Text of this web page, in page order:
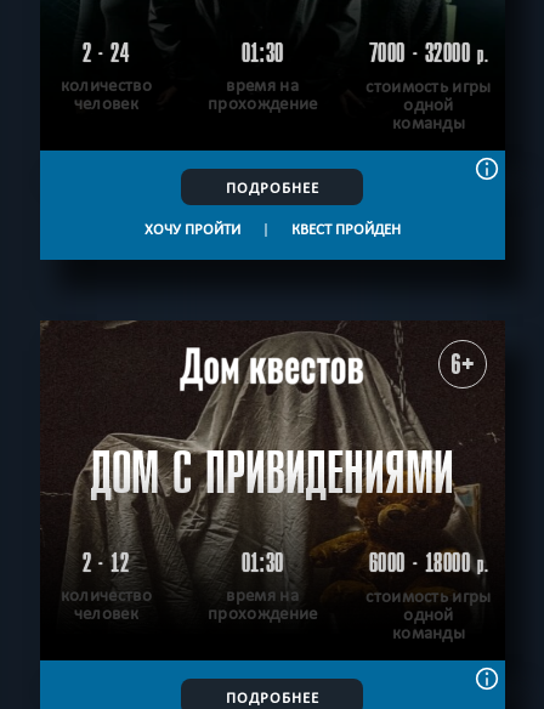
2 - 24
количество
человек
01:30
время на
прохождение
7000 - 32000р.
стоимость игры
одной
команды
ПОДРОБНЕЕ
ХОЧУ ПРОЙТИ | КВЕСТ ПРОЙДЕН
6+
ДОМ С ПРИВИДЕНИЯМИ
2 - 12
количество
человек
01:30
время на
прохождение
6000 - 18000р.
стоимость игры
одной
команды
ПОДРОБНЕЕ